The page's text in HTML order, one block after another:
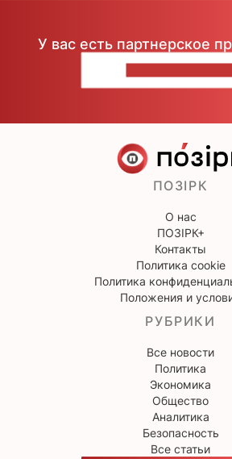
У вас есть партнерское
ПОЗІРК
О нас
ПОЗІРК+
Контакты
Политика cookie
Политика
Положения и
РУБРИКИ
Все новости
Политика
Экономика
Общество
Аналитика
Безопасность
Все статьи